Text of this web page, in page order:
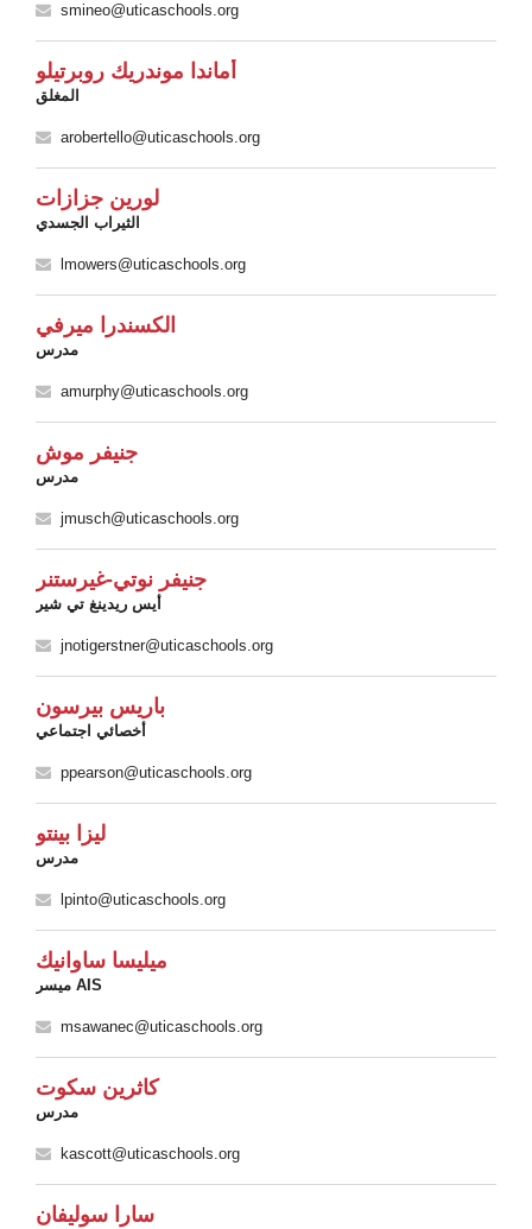
smineo@uticaschools.org
أماندا موندريك روبرتيلو
المغلق
arobertello@uticaschools.org
لورين جزازات
الثيراب الجسدي
lmowers@uticaschools.org
الكسندرا ميرفي
مدرس
amurphy@uticaschools.org
جنيفر موش
مدرس
jmusch@uticaschools.org
جنيفر نوتي-غيرستنر
أيس ريدينغ تي شير
jnotigerstner@uticaschools.org
باريس بيرسون
أخصائي اجتماعي
ppearson@uticaschools.org
ليزا بينتو
مدرس
lpinto@uticaschools.org
ميليسا ساوانيك
ميسر AIS
msawanec@uticaschools.org
كاثرين سكوت
مدرس
kascott@uticaschools.org
سارا سوليفان